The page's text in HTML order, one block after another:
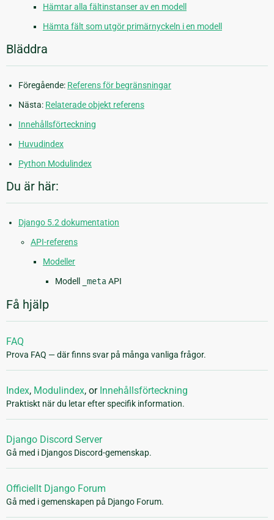
Hämtar alla fältinstanser av en modell
Hämta fält som utgör primärnyckeln i en modell
Bläddra
Föregående: Referens för begränsningar
Nästa: Relaterade objekt referens
Innehållsförteckning
Huvudindex
Python Modulindex
Du är här:
Django 5.2 dokumentation
API-referens
Modeller
Modell
_metaAPI
Få hjälp
FAQ
Prova FAQ — där finns svar på många vanliga frågor.
Index, Modulindex, or Innehållsförteckning
Praktiskt när du letar efter specifik information.
Django Discord Server
Gå med i Djangos Discord-gemenskap.
Officiellt Django Forum
Gå med i gemenskapen på Django Forum.